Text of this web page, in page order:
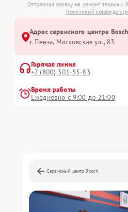
Отправляя заявку на ремонт техники
Политикой
Адрес сервисного центра
г. Пенза, Московская ул., 83
Горячая линия
+7 (800) 301-55-83
Время работы
Ежедневно с 9:00 до 21:00
Сервисный центр Bosch